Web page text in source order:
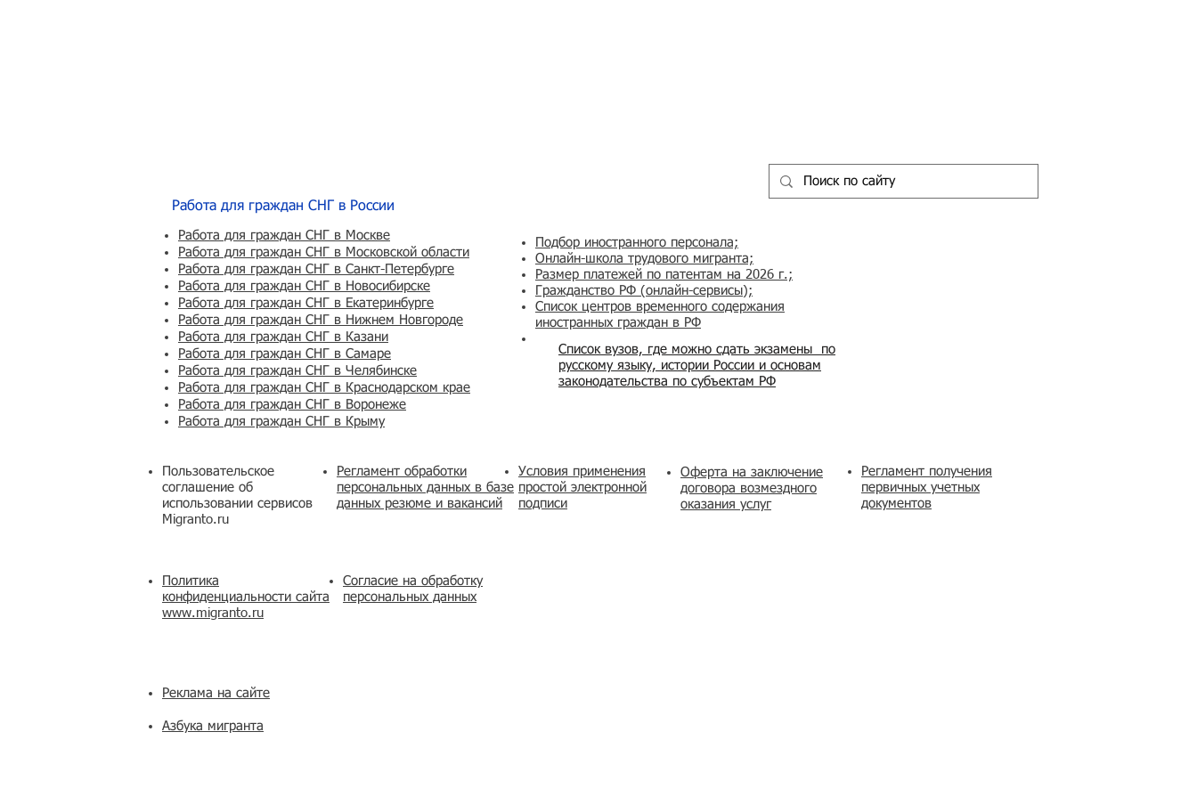
Работа для граждан СНГ в России
Работа для граждан СНГ в Москве
Работа для граждан СНГ в Московской области
Работа для граждан СНГ в Санкт-Петербурге
Работа для граждан СНГ в Новосибирске
Работа для граждан СНГ в Екатеринбурге
Работа для граждан СНГ в Нижнем Новгороде
Работа для граждан СНГ в Казани
Работа для граждан СНГ в Самаре
Работа для граждан СНГ в Челябинске
Работа для граждан СНГ в Краснодарском крае
Работа для граждан СНГ в Воронеже
Работа для граждан СНГ в Крыму
Пользовательское
соглашение об
использовании сервисов
Migranto.ru
Регламент обработки
персональных данных в базе
данных резюме и вакансий
Политика
конфиденциальности сайта
www.migranto.ru
Согласие на обработку
персональных данных
Реклама на сайте
Азбука мигранта
Список вузов, где можно сдать экзамены по
русскому языку, истории России и основам
законодательства по субъектам РФ
Подбор иностранного персонала;
Онлайн-школа трудового мигранта;
Размер платежей по патентам на 2026 г.;
Гражданство РФ (онлайн-сервисы);
Список центров временного содержания
иностранных граждан в РФ
Условия применения
простой электронной
подписи
​Оферта на заключение
договора возмездного
оказания услуг
Регламент получения
первичных учетных
документов